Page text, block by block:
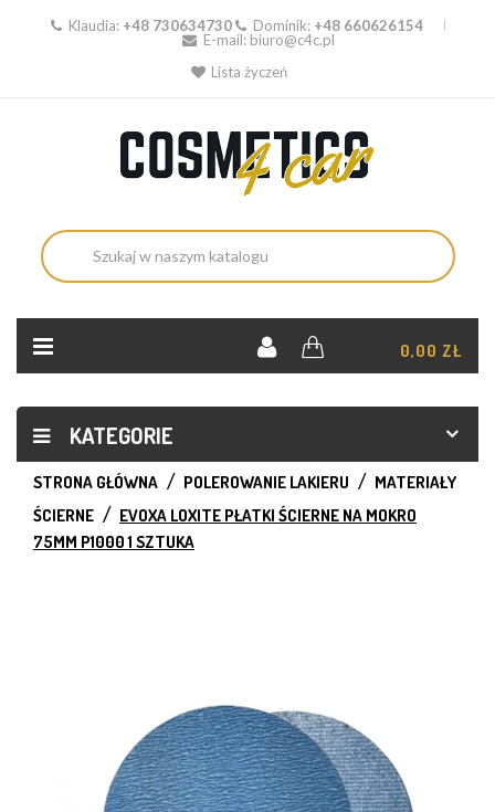
Klaudia: +48 730634730 Dominik: +48 660626154
E-mail: biuro@c4c.pl
Lista życzeń
0,00 ZŁ
KATEGORIE
STRONA GŁÓWNA POLEROWANIE LAKIERU
MATERIAŁY
ŚCIERNE
EVOXA LOXITE PŁATKI ŚCIERNE NA MOKRO
75MM P1000 1 SZTUKA